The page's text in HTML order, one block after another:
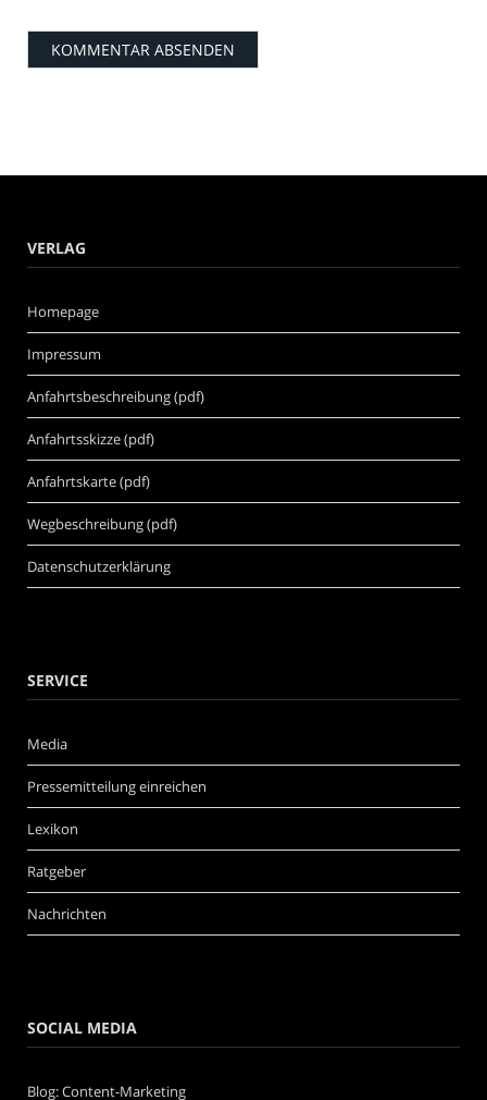
VERLAG
Homepage
Impressum
Anfahrtsbeschreibung (pdf)
Anfahrtsskizze (pdf)
Anfahrtskarte (pdf)
Wegbeschreibung (pdf)
Datenschutzerklärung
SERVICE
Media
Pressemitteilung einreichen
Lexikon
Ratgeber
Nachrichten
SOCIAL MEDIA
Blog: Content-Marketing